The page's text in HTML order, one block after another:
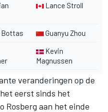
Lance Stroll
Guanyu Zhou
Kevin
Magnussen
veranderingen op de
eerst sinds het
Rosberg aan het einde